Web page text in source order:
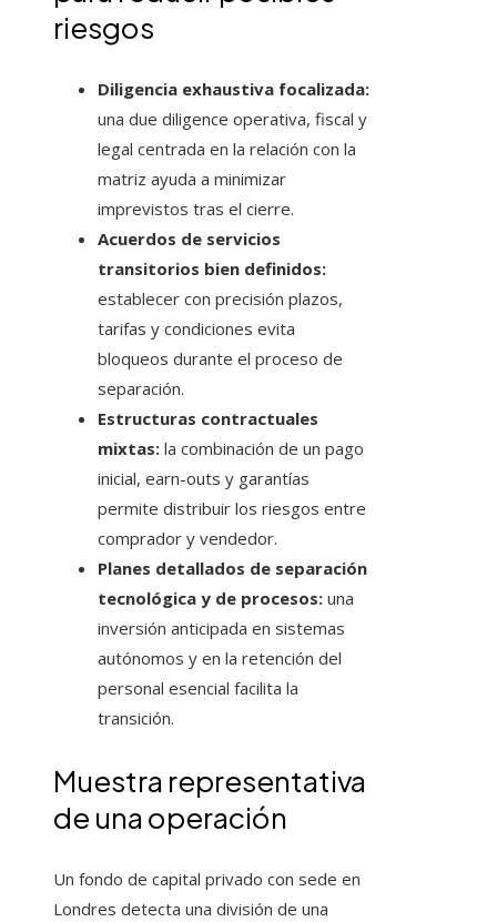
riesgos
Diligencia exhaustiva focalizada:
una due diligence operativa, fiscal y
legal centrada en la relación con la
matriz ayuda a minimizar
imprevistos tras el cierre.
Acuerdos de servicios
transitorios bien definidos:
establecer con precisión plazos,
tarifas y condiciones evita
bloqueos durante el proceso de
separación.
Estructuras contractuales
mixtas: la combinación de un pago
inicial, earn-outs y garantías
permite distribuir los riesgos entre
comprador y vendedor.
Planes detallados de separación
tecnológica y de procesos: una
inversión anticipada en sistemas
autónomos y en la retención del
personal esencial facilita la
transición.
Muestra representativa
de una operación
Un fondo de capital privado con sede en
Londres detecta una división de una